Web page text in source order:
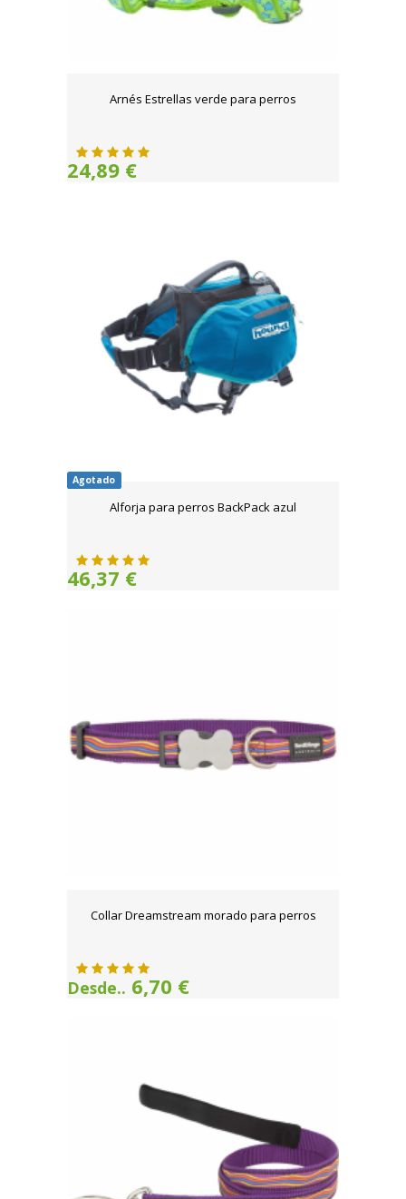
Arnés Estrellas verde para perros
24,89 €
Agotado
Alforja para perros BackPack azul
46,37 €
Collar Dreamstream morado para perros
Desde.. 6,70 €